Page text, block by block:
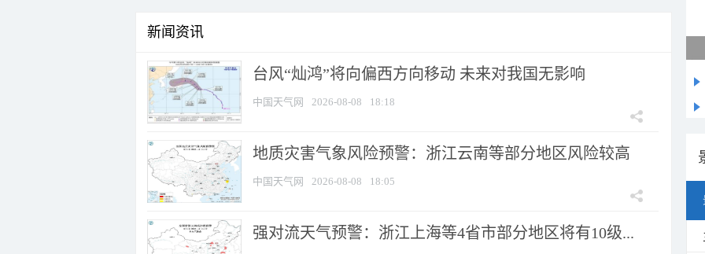
新闻资讯
台风“灿鸿”将向偏西方向移动 未来对我国无影响
中国天气网 2026-08-08 18:18
地质灾害气象风险预警：浙江云南等部分地区风险较高
中国天气网 2026-08-08 18:05
强对流天气预警：浙江上海等4省市部分地区将有10级...